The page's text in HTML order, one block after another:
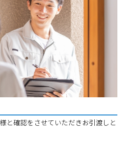
と確認をさせていただきお引渡しと